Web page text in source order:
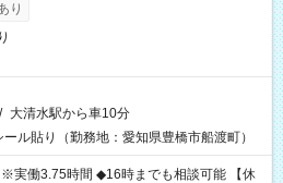
り
/ 大清水駅から車10分
ル貼り（勤務地：愛知県豊橋市船渡町）
時までも相談可能 【休